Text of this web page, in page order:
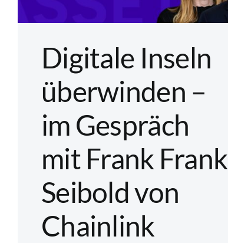
Digitale Inseln
überwinden –
im Gespräch
mit Frank Frank
Seibold von
Chainlink